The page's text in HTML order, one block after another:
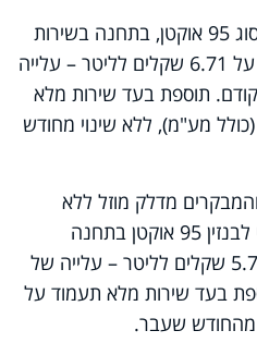
המחיר המרבי לליטר בנזין מסוג 95 אוקטן, בתחנה בשירות
עצמי (כולל מע"מ), לא יעלה על 6.71 שקלים לליטר – עלייה
קודם. תוספת בעד שירות מלא
לליטר (כולל מע"מ), ללא שינוי מחודש
מדלק מוזל ללא
תשלום מע"מ, המחיר המרבי לבנזין 95 אוקטן בתחנה
בשירות עצמי לא יעלה על 5.74 שקלים לליטר – עלייה של
בעד שירות מלא תעמוד על